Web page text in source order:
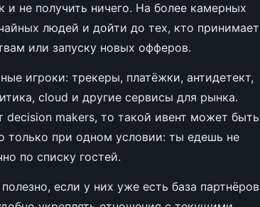
и не получить ничего. На более камерных
людей и дойти до тех, кто принимает
или запуску новых офферов.
игроки: трекеры, платёжки, антидетект,
cloud и другие сервисы для рынка.
decision makers, то такой ивент может быть
только при одном условии: ты едешь не
по списку гостей.
если у них уже есть база партнёров